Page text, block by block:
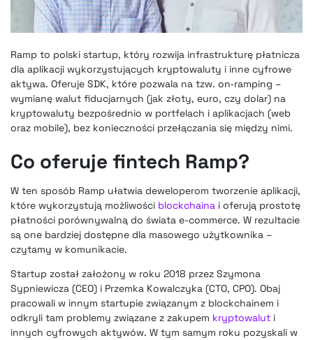
Ramp to polski startup, który rozwija infrastrukturę płatnicza
dla aplikacji wykorzystujących kryptowaluty i inne cyfrowe
aktywa. Oferuje SDK, które pozwala na tzw. on‑ramping –
wymianę walut fiducjarnych (jak złoty, euro, czy dolar) na
kryptowaluty bezpośrednio w portfelach i aplikacjach (web
oraz mobile), bez konieczności przełączania się między nimi.
Co oferuje fintech Ramp?
W ten sposób Ramp ułatwia deweloperom tworzenie aplikacji,
które wykorzystują możliwości blockchaina i oferują prostotę
płatności porównywalną do świata e-commerce. W rezultacie
są one bardziej dostępne dla masowego użytkownika –
czytamy w komunikacie.
Startup został założony w roku 2018 przez Szymona
Sypniewicza (CEO) i Przemka Kowalczyka (CTO, CPO). Obaj
pracowali w innym startupie związanym z blockchainem i
odkryli tam problemy związane z zakupem kryptowalut i
innych cyfrowych aktywów. W tym samym roku pozyskali w